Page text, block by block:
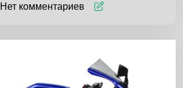
Нет комментариев